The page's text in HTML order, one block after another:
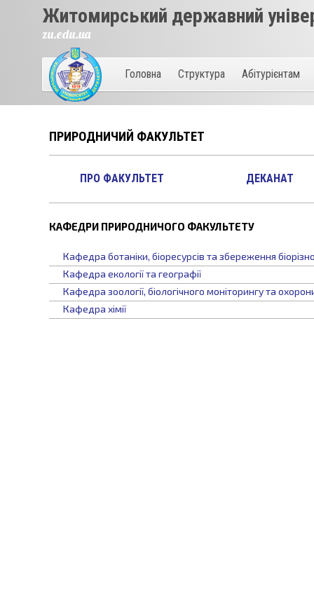
Житомирський державний
zu.edu.ua
Головна Структура Абітурієнтам
ПРИРОДНИЧИЙ ФАКУЛЬТЕТ
ПРО ФАКУЛЬТЕТ ДЕКАНАТ
КАФЕДРИ ПРИРОДНИЧОГО ФАКУЛЬТЕТУ
Кафедра ботаніки, біоресурсів та збереження
Кафедра екології та географії
Кафедра зоології, біологічного моніторингу та
Кафедра хімії